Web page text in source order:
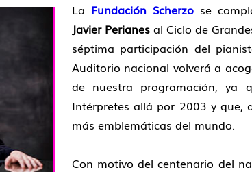
La Fundación Scherzose
Javier Perianesal Ciclo de
séptima participación del
Auditorio nacional volverá a
de nuestra programación, ya
Intérpretes allá por 2003 y que,
más emblemáticas del mundo.
Con motivo del centenario del